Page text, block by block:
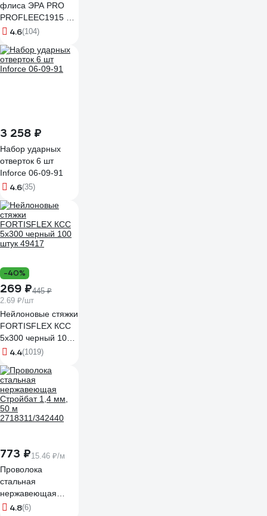
флиса ЭРА PRO
PROFLEEC1915 19
мм, 15 м, 0,3 мм,
4.6(104)
3 258 ₽
Набор ударных
отверток 6 шт
Inforce 06-09-91
4.6(35)
-40%
269 ₽445 ₽
2.69 ₽/шт
Нейлоновые стяжки
FORTISFLEX КСС
5х300 черный 100
штук 49417
4.4(1019)
773 ₽15.46 ₽/м
Проволока
стальная
нержавеющая
Стройбат 1,4 мм,
4.8(6)